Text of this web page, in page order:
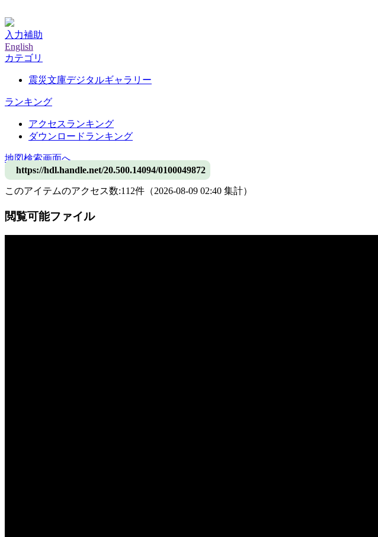
入力補助
English
カテゴリ
震災文庫デジタルギャラリー
ランキング
アクセスランキング
ダウンロードランキング
地図検索画面へ
https://hdl.handle.net/20.500.14094/0100049872
このアイテムのアクセス数:112件 （2026-08-09 02:40 集計）
閲覧可能ファイル